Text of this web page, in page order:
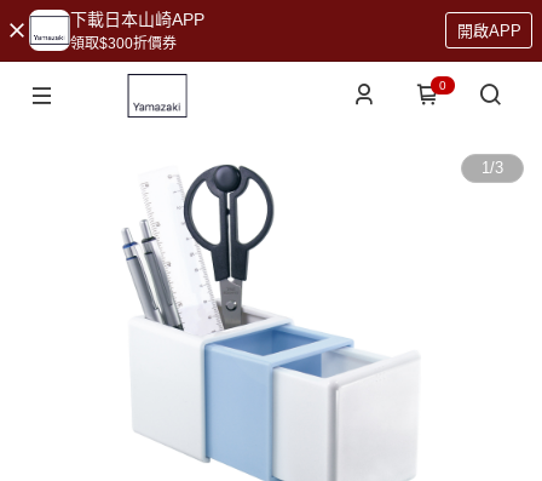
下載日本山崎APP
領取$300折價券
開啟APP
0
1/3